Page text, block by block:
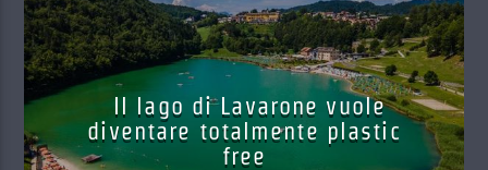
Il lago di Lavarone vuole
diventare totalmente plastic
free